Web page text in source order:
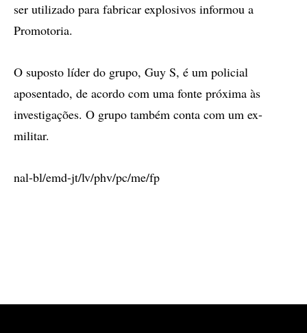
ser utilizado para fabricar explosivos informou a
Promotoria.
O suposto líder do grupo, Guy S, é um policial
aposentado, de acordo com uma fonte próxima às
investigações. O grupo também conta com um ex-
militar.
nal-bl/emd-jt/lv/phv/pc/me/fp